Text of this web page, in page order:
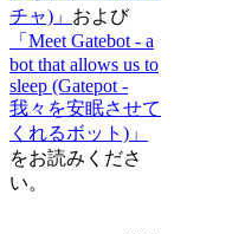
チャ)」 および
「Meet Gatebot - a
bot that allows us to
sleep (Gatepot -
我々を安眠させて
くれるボット)」
をお読みくださ
い。